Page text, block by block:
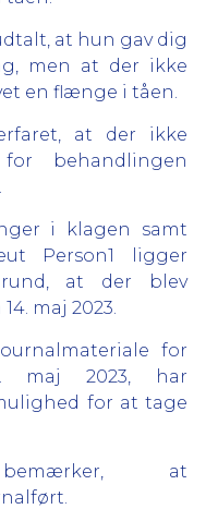
at hun gav dig
men at der ikke
en flænge i tåen.
at der ikke
behandlingen
i klagen samt
Person1 ligger
at der blev
maj 2023.
for
maj 2023, har
for at tage
bemærker, at